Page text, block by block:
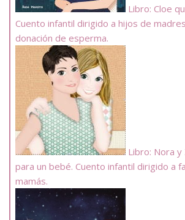
Libro: Cloe
Cuento infantil dirigido a hijos de
donación de esperma.
Libro: Nora
para un bebé. Cuento infantil dirigido a
mamás.